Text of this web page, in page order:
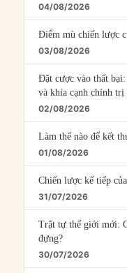
04/08/2026
Điểm mù chiến lược
03/08/2026
Đặt cược vào thất
và khía cạnh chính
02/08/2026
Làm thế nào để kết
01/08/2026
Chiến lược kế tiếp
31/07/2026
Trật tự thế giới mới:
đựng?
30/07/2026